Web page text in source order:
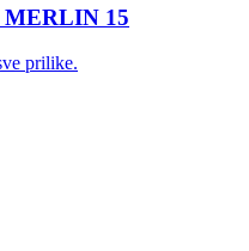
15
prilike.